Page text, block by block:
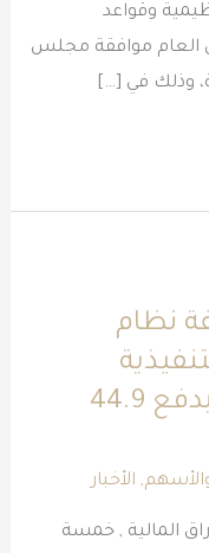
وقواعد
العام موافقة مجلس
وذلك في […]
نظام
وإلزامهم وشركة محلية بدفع 44.9
, الأخبار
المالية , خمسة